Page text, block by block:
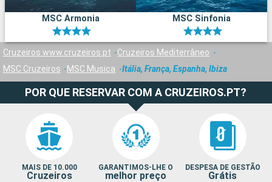
MSC Armonia MSC Sinfonia
Cruzeiros www.cruzeiros.pt
Cruzeiros Mediterrâneo
MSC Cruzeiros
MSC Musica Itália, França, Espanha, Ibiza
POR QUE RESERVAR COM A CRUZEIROS.PT?
MAIS DE 10.000
Cruzeiros
GARANTIMOS-LHE O
melhor preço
DESPESA DE GESTÃO
Grátis